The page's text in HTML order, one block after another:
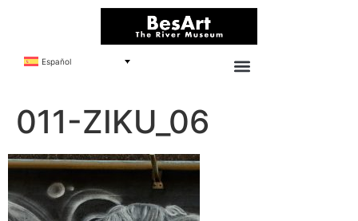
Español
011-ZIKU_06